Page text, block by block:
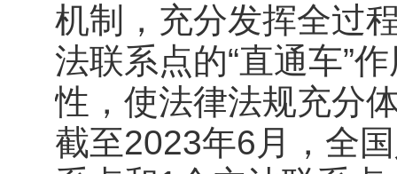
机制，充分发挥全过
法联系点的“直通车”
性，使法律法规充分
截至2023年6月，全